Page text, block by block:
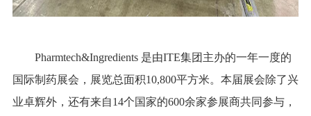
Pharmtech&Ingredients 是由ITE集团主办的一年一度的
国际制药展会，展览总面积10,800平方米。本届展会除了兴
业卓辉外，还有来自14个国家的600余家参展商共同参与，